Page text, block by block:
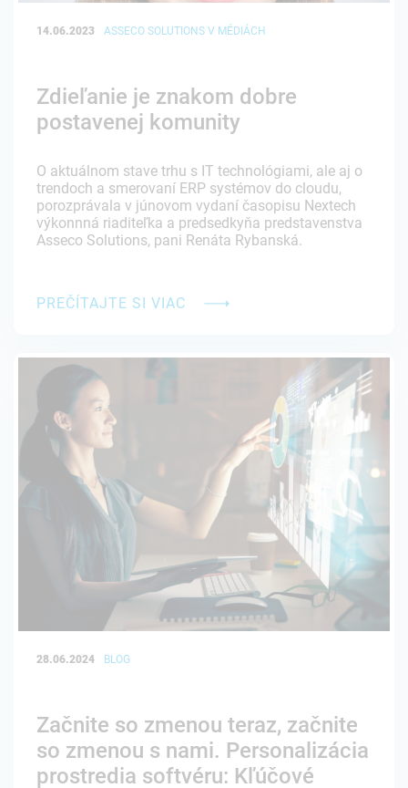
14.06.2023 ASSECO SOLUTIONS V MÉDIÁCH
Zdieľanie je znakom dobre
postavenej komunity
O aktuálnom stave trhu s IT technológiami, ale aj o
trendoch a smerovaní ERP systémov do cloudu,
porozprávala v júnovom vydaní časopisu Nextech
výkonnná riaditeľka a predsedkyňa predstavenstva
Asseco Solutions, pani Renáta Rybanská.
PREČÍTAJTE SI VIAC
28.06.2024 BLOG
Začnite so zmenou teraz, začnite
so zmenou s nami. Personalizácia
prostredia softvéru: Kľúčové